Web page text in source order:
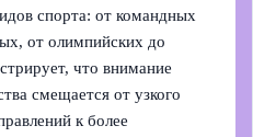
спорта: от командных
от олимпийских до
что внимание
смещается от узкого
к более